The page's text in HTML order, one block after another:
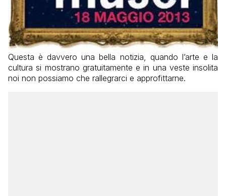
Questa è davvero una bella notizia, quando l’arte e la
cultura si mostrano gratuitamente e in una veste insolita
noi non possiamo che rallegrarci e approfittarne.